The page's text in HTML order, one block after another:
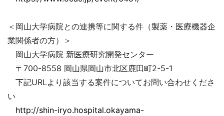
＜岡山大学病院との連携等に関する件（製薬・医療機器企
業関係者の方）＞
岡山大学病院 新医療研究開発センター
〒700-8558 岡山県岡山市北区鹿田町2-5-1
下記URLより該当する案件についてお問い合わせくださ
い
http://shin-iryo.hospital.okayama-